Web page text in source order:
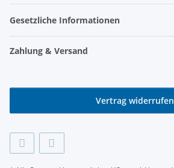
Gesetzliche Informationen
Zahlung & Versand
Vertrag widerrufen